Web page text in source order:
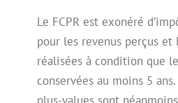
Le FCPR est exonéré
pour les revenus perçus et
réalisées à condition que
conservées au moins 5